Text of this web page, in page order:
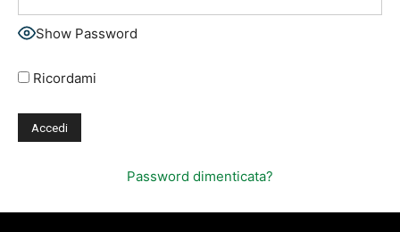
Show Password
Ricordami
Password dimenticata?